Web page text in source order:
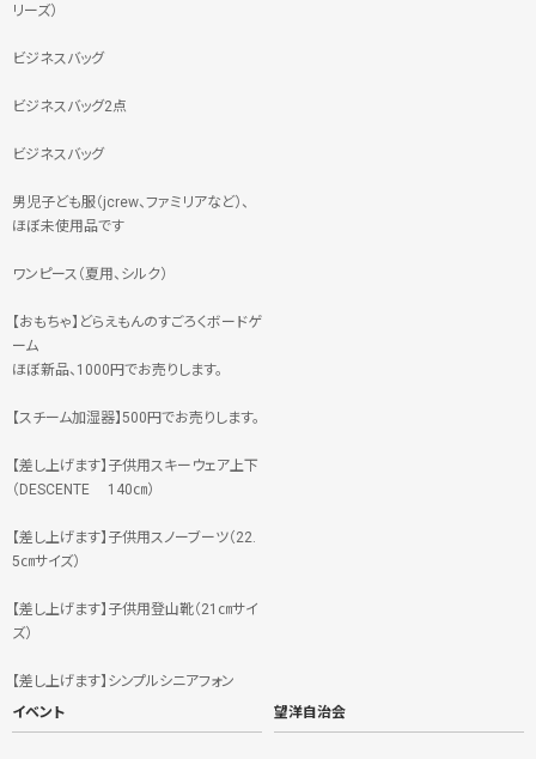
リーズ）
ビジネスバッグ
ビジネスバッグ2点
ビジネスバッグ
男児子ども服（jcrew、ファミリアなど）、
ほぼ未使用品です
ワンピース（夏用、シルク）
【おもちゃ】どらえもんのすごろくボードゲ
ーム
ほぼ新品、1000円でお売りします。
【スチーム加湿器】500円でお売りします。
【差し上げます】子供用スキーウェア上下
（DESCENTE 140㎝）
【差し上げます】子供用スノーブーツ（22.
5㎝サイズ）
【差し上げます】子供用登山靴（21㎝サイ
ズ）
【差し上げます】シンプルシニアフォン
イベント 望洋自治会